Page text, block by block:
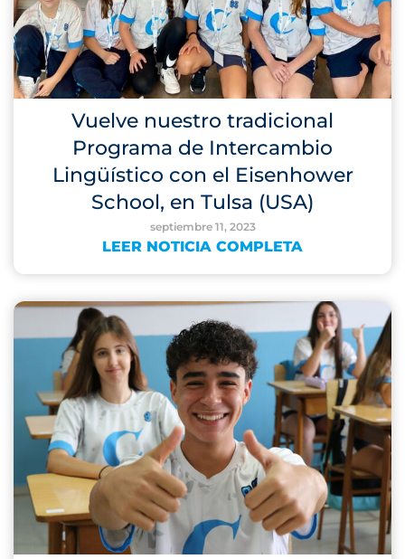
Vuelve nuestro tradicional
Programa de Intercambio
Lingüístico con el Eisenhower
School, en Tulsa (USA)
septiembre 11, 2023
LEER NOTICIA COMPLETA